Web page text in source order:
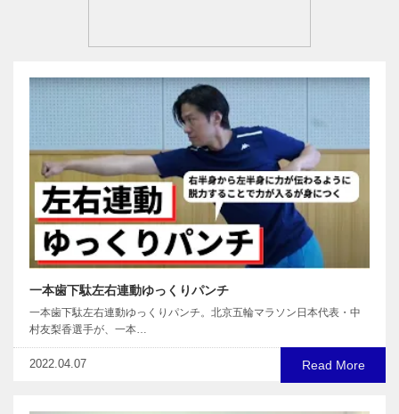
一本歯下駄左右連動ゆっくりパンチ
一本歯下駄左右連動ゆっくりパンチ。北京五輪マラソン日本代表・中
村友梨香選手が、一本…
Read More
2022.04.07